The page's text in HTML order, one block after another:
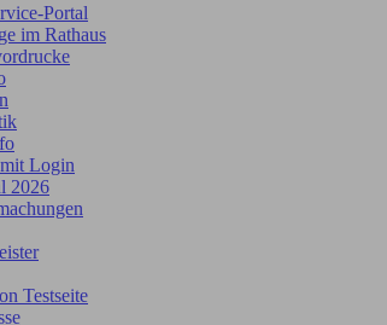
Portal
im Rathaus
Login
2026
Testseite